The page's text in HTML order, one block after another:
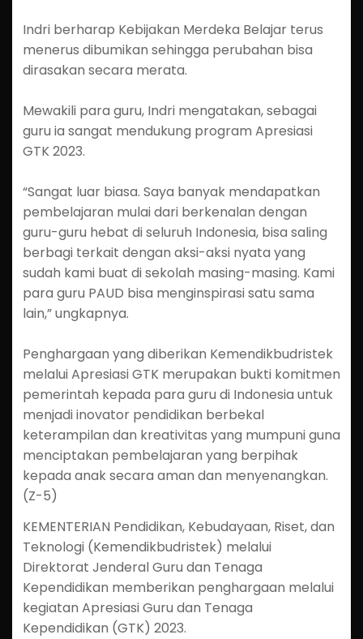
Indri berharap Kebijakan Merdeka Belajar terus
menerus dibumikan sehingga perubahan bisa
dirasakan secara merata.
Mewakili para guru, Indri mengatakan, sebagai
guru ia sangat mendukung program Apresiasi
GTK 2023.
“Sangat luar biasa. Saya banyak mendapatkan
pembelajaran mulai dari berkenalan dengan
guru-guru hebat di seluruh Indonesia, bisa saling
berbagi terkait dengan aksi-aksi nyata yang
sudah kami buat di sekolah masing-masing. Kami
para guru PAUD bisa menginspirasi satu sama
lain,” ungkapnya.
Penghargaan yang diberikan Kemendikbudristek
melalui Apresiasi GTK merupakan bukti komitmen
pemerintah kepada para guru di Indonesia untuk
menjadi inovator pendidikan berbekal
keterampilan dan kreativitas yang mumpuni guna
menciptakan pembelajaran yang berpihak
kepada anak secara aman dan menyenangkan.
(Z-5)
KEMENTERIAN Pendidikan, Kebudayaan, Riset, dan
Teknologi (Kemendikbudristek) melalui
Direktorat Jenderal Guru dan Tenaga
Kependidikan memberikan penghargaan melalui
kegiatan Apresiasi Guru dan Tenaga
Kependidikan (GTK) 2023.